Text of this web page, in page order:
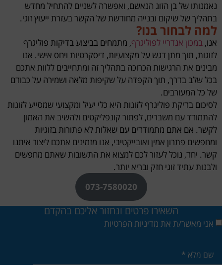
נאמנותו של בן הזוג הנאשם, ואפשרה לשניים להתחיל מחדש
בתהליך של שיקום ובנייה מחודשת של הקשר בעזרת ייעוץ זוגי.
למה לבחור בנו?
אנו, במכון אנדריי לפוליגרף, מתמחים בביצוע בדיקות פוליגרף
לזוגות, תוך מתן דגש על מקצועיות, דיסקרטיות ויחס אישי. אנו
מבינים את הרגישות הכרוכה בתהליך זה ומתחייבים ללוות אתכם
בכל שלב בדרך, תוך הקפדה על שקיפות מלאה ושמירה על כבודם
של כל המעורבים.
לסיכום בדיקת פוליגרף לזוגות היא כלי יעיל ומקצועי שמסייע לזוגות
להתמודד עם משברים, לפתור קונפליקטים ולהשיב את האמון
לקשר. אם אתם מתמודדים עם שאלות לא פתורות בזוגיות
ומחפשים פתרון אמין ואובייקטיבי, אנו מזמינים אתכם ליצור איתנו
קשר. יחד, נוכל לעזור לכם למצוא את התשובות שאתם מחפשים
ולבנות עתיד זוגי חזק ובריא יותר.
073-7580020
השאירו פרטים ונחזור אליכם בהקדם
אני מאשר/ת את מדיניות הפרטיות